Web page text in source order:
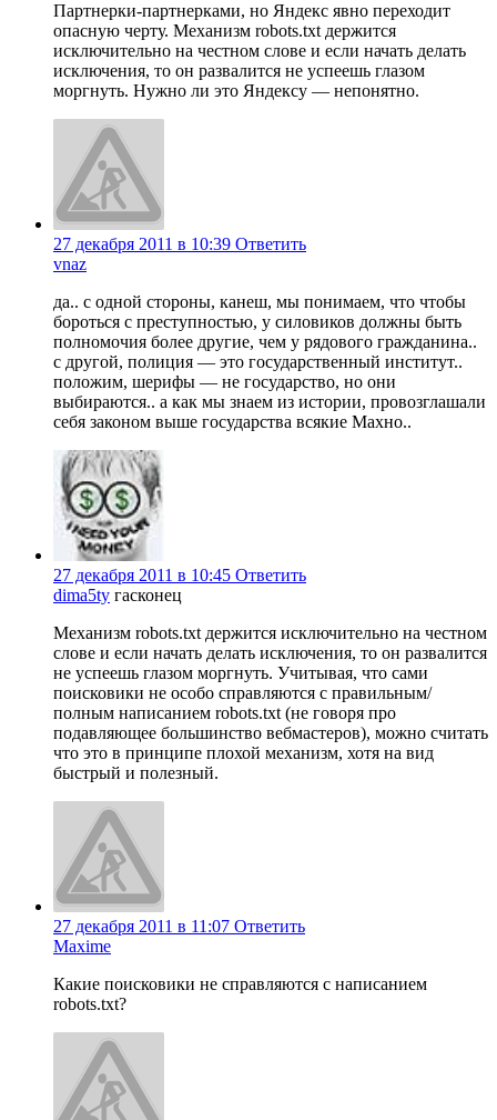
Партнерки-партнерками, но Яндекс явно переходит
опасную черту. Механизм robots.txt держится
исключительно на честном слове и если начать делать
исключения, то он развалится не успеешь глазом
моргнуть. Нужно ли это Яндексу — непонятно.
27 декабря 2011 в 10:39 Ответить
vnaz
да.. с одной стороны, канеш, мы понимаем, что чтобы
бороться с преступностью, у силовиков должны быть
полномочия более другие, чем у рядового гражданина..
с другой, полиция — это государственный институт..
положим, шерифы — не государство, но они
выбираются.. а как мы знаем из истории, провозглашали
себя законом выше государства всякие Махно..
27 декабря 2011 в 10:45 Ответить
dima5ty гасконец
Механизм robots.txt держится исключительно на честном
слове и если начать делать исключения, то он развалится
не успеешь глазом моргнуть. Учитывая, что сами
поисковики не особо справляются с правильным/
полным написанием robots.txt (не говоря про
подавляющее большинство вебмастеров), можно считать
что это в принципе плохой механизм, хотя на вид
быстрый и полезный.
27 декабря 2011 в 11:07 Ответить
Maxime
Какие поисковики не справляются с написанием
robots.txt?